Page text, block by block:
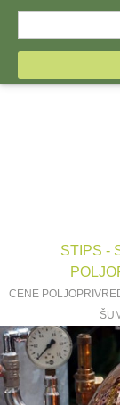
Search
form
STIPS -
CENE